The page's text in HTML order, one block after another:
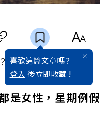
喜歡這篇文章嗎 ?
登入 後立即收藏 !
是女性，星期例假